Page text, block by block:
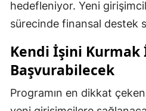
hedefleniyor. Yeni
sürecinde finansal destek
Kendi İşini
Başvurabilecek
Programın en dikkat